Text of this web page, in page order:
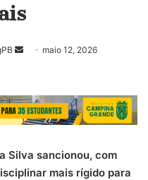
Mande
mail
maio 12, 2026
Silva sancionou, com
mais rígido para